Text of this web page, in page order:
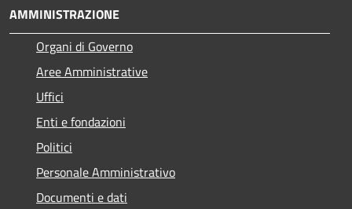
AMMINISTRAZIONE
Organi di Governo
Aree Amministrative
Uffici
Enti e fondazioni
Politici
Personale Amministrativo
Documenti e dati